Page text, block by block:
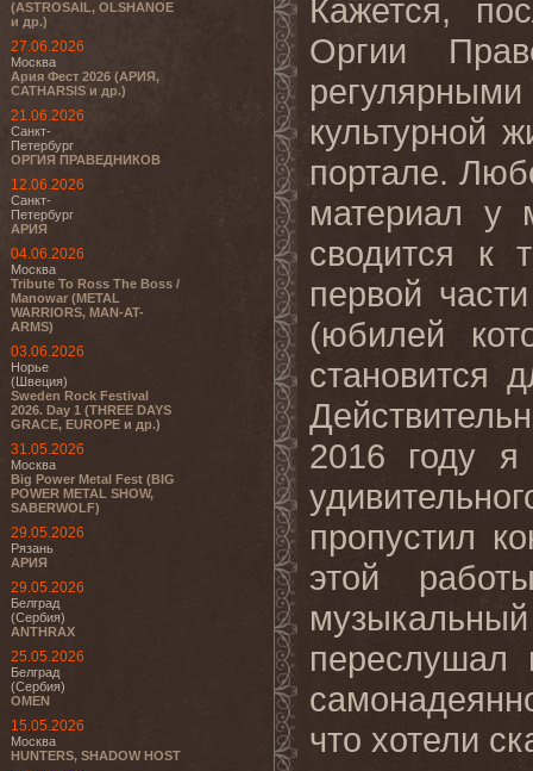
(ASTROSAIL, OLSHANOE
и др.)
27.06.2026
Москва
Ария Фест 2026 (АРИЯ,
CATHARSIS и др.)
21.06.2026
Санкт-
Петербург
ОРГИЯ ПРАВЕДНИКОВ
12.06.2026
Санкт-
Петербург
АРИЯ
04.06.2026
Москва
Tribute To Ross The Boss /
Manowar (METAL
WARRIORS, MAN-AT-
ARMS)
03.06.2026
Норье
(Швеция)
Sweden Rock Festival
2026. Day 1 (THREE DAYS
GRACE, EUROPE и др.)
31.05.2026
Москва
Big Power Metal Fest (BIG
POWER METAL SHOW,
SABERWOLF)
29.05.2026
Рязань
АРИЯ
29.05.2026
Белград
(Сербия)
ANTHRAX
25.05.2026
Белград
(Сербия)
OMEN
15.05.2026
Москва
HUNTERS, SHADOW HOST
Кажется,
Оргии
культурной
портале.
материал у
сводится к
первой
(юбилей
становится
2016 году я
пропустил
этой
музыкальный
переслушал
что хотели